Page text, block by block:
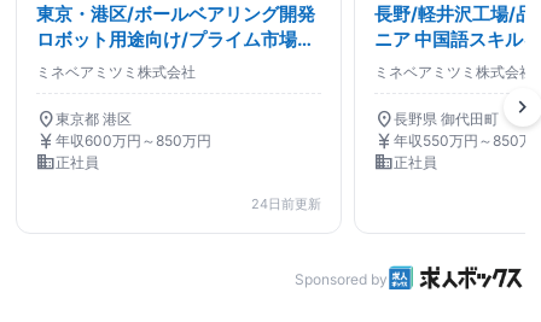
東京・港区/ボールベアリング開発
ロボット用途向け/プライム市場上
場/世界No.1製品多数有/機械設計
ミネベアミツミ株式会社
location_on東京都 港区
currency_yen年収600万円～850万円
business正社員
24日前更新
長野/軽井沢工場/品
ニア 中国語スキル
屈指のグローバル
品質保証
ミネベアミツミ株式会社
location_on長野県 御代田町
currency_yen年収550万円～850万
business正社員
chevron_right
Sponsored by